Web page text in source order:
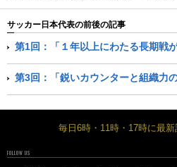
サッカー日本代表の前後の記事
第1回：「１年以上にわたる長期戦
第3回：「鋭いカウンターと組織力
毎日6時・11時・17時に最
FOLLOW US